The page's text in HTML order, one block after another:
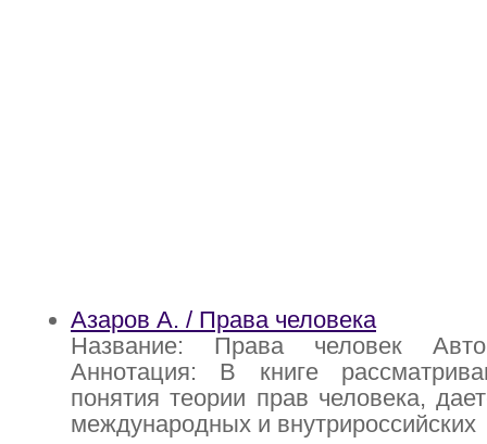
Азаров А. / Права человека
Название: Права человек
Аннотация: В книге
понятия теории прав человека,
международных и внутрироссийских